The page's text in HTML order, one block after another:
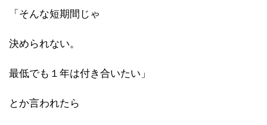
「そんな短期間じゃ
決められない。
最低でも１年は付き合いたい」
とか言われたら